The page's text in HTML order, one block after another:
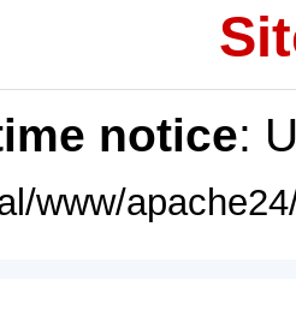
notice:
www/